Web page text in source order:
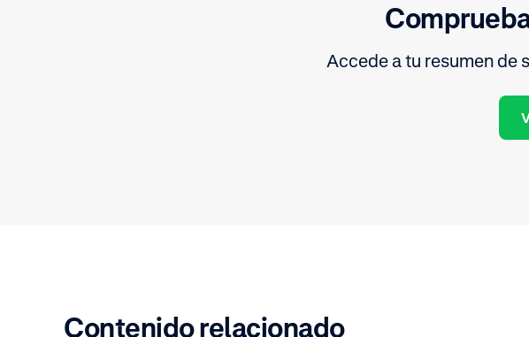
Accede a tu resumen de
Contenido relacionado